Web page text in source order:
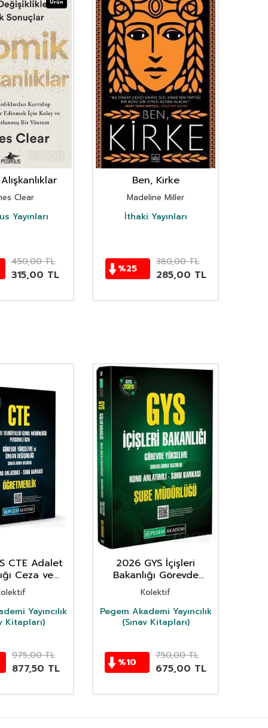
Ürün
Clear
Yayınları
450,00TL
315,00 TL
Ben, Kirke
Madeline Miller
İthaki Yayınları
%25
380,00TL
285,00 TL
CTE Adalet
Ceza ve
Genel
Görevde
ve Ünvan
Yayıncılık
Kitapları)
975,00TL
877,50 TL
2026 GYS İçişleri
Bakanlığı Görevde
Yükselme Sınavlarına
Hazırlık Konu Anlatımlı
Soru Bankası Şube M
Kolektif
Pegem Akademi Yayıncılık
(Sınav Kitapları)
%10
750,00TL
675,00 TL